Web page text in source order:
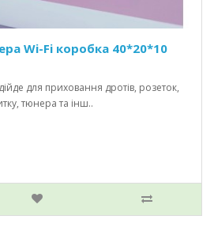
Wi-Fi коробка 40*20*10
для приховання дротів, розеток,
тюнера та інш..